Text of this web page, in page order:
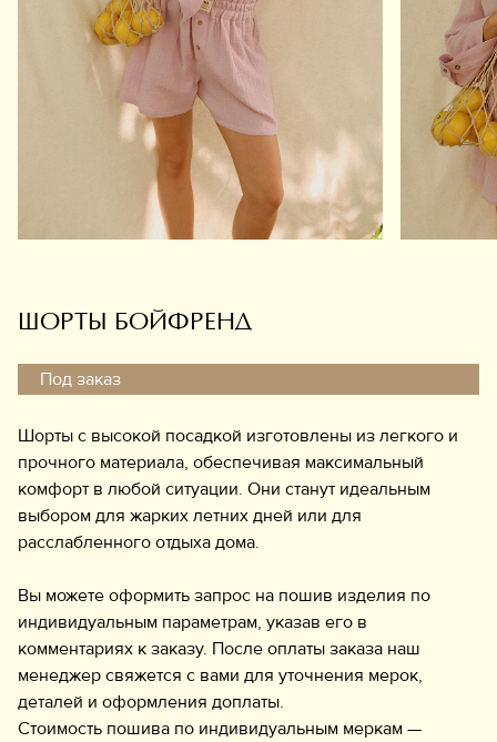
Одежда
Аксессуары
Информация
ШОРТЫ БОЙФРЕНД
Под заказ
Шорты с высокой посадкой изготовлены из легкого и
прочного материала, обеспечивая максимальный
комфорт в любой ситуации. Они станут идеальным
выбором для жарких летних дней или для
расслабленного отдыха дома.
Вы можете оформить запрос на пошив изделия по
индивидуальным параметрам, указав его в
комментариях к заказу. После оплаты заказа наш
менеджер свяжется с вами для уточнения мерок,
деталей и оформления доплаты.
Стоимость пошива по индивидуальным меркам —